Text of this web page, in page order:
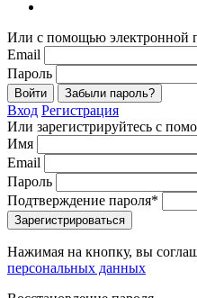
Или с помощью электронной
Email
Пароль
Войти Забыли пароль?
Вход Регистрация
Или зарегистрируйтесь с
Имя
Email
Пароль
Подтверждение пароля*
Зарегистрироваться
Нажимая на кнопку, вы
персональных данных